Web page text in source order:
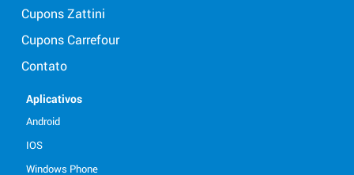
Cupons Zattini
Cupons Carrefour
Contato
Aplicativos
Android
IOS
Windows Phone